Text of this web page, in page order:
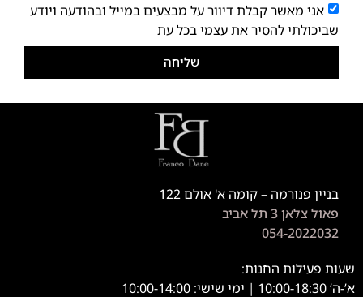
אני מאשר קבלת דיוור על מבצעים במייל ובהודעה ויודע
שביכולתי להסיר את עצמי בכל עת
שליחה
בניין פנורמה – קומה א' אולם 122
פאול צלאן 3 תל אביב
054-2022032
שעות פעילות החנות:
א’-ה’ 10:00-18:30 | ימי שישי: 10:00-14:00